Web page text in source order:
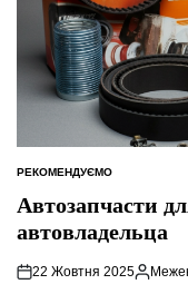
ОПУБЛІКУВАТИ
РЕКОМЕНДУЄМО
Автозапчасти
автовладельца
22 Жовтня 2025